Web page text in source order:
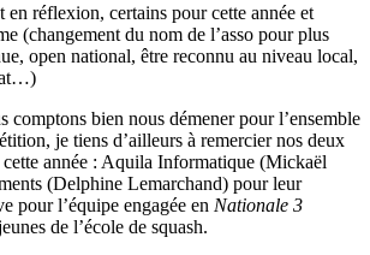
en réflexion, certains pour cette année et
(changement du nom de l’asso pour plus
open national, être reconnu au niveau local,
comptons bien nous démener pour l’ensemble
je tiens d’ailleurs à remercier nos deux
cette année : Aquila Informatique (Mickaël
(Delphine Lemarchand) pour leur
pour l’équipe engagée en Nationale 3
de l’école de squash.